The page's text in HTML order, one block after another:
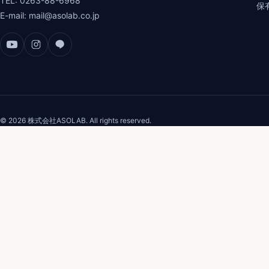
E-mail: mail@asolab.co.jp
保
© 2026 株式会社ASOLAB. All rights reserved.